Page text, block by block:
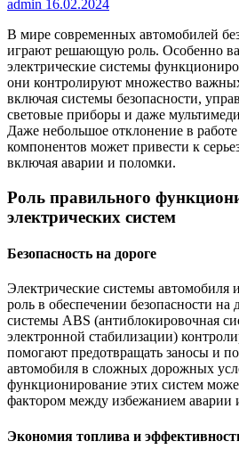
admin 16.02.2024
В мире современных автомобилей
играют решающую роль. Особенно
электрические системы
они контролируют множество
включая системы безопасности,
световые приборы и даже
Даже небольшое отклонение в
компонентов может привести к
включая аварии и поломки.
Роль правильного
электрических систем
Безопасность на дороге
Электрические системы автомобиля
роль в обеспечении безопасности на
системы ABS (антиблокировочная
электронной стабилизации)
помогают предотвращать заносы и
автомобиля в сложных дорожных
функционирование этих систем
фактором между избежанием аварии
Экономия топлива и